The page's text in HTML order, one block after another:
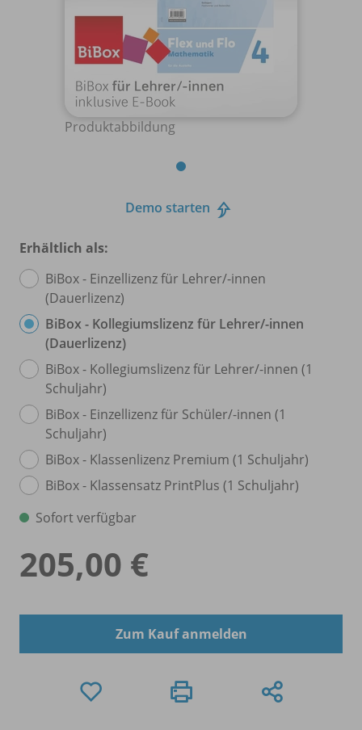
Produktabbildung
Demo starten
Erhältlich als:
BiBox - Einzellizenz für Lehrer/-innen
(Dauerlizenz)
BiBox - Kollegiumslizenz für Lehrer/-innen
(Dauerlizenz)
BiBox - Kollegiumslizenz für Lehrer/-innen (1
Schuljahr)
BiBox - Einzellizenz für Schüler/-innen (1
Schuljahr)
BiBox - Klassenlizenz Premium (1 Schuljahr)
BiBox - Klassensatz PrintPlus (1 Schuljahr)
Sofort verfügbar
205,00 €
Zum Kauf anmelden